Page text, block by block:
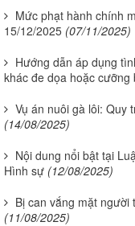
Mức phạt hành chính
15/12/2025 (07/11/2025)
Hướng dẫn áp dụng
khác đe dọa hoặc cưỡng
Vụ án nuôi gà lôi: Quy
(14/08/2025)
Nội dung nổi bật tại
Hình sự (12/08/2025)
Bị can vắng mặt
(11/08/2025)